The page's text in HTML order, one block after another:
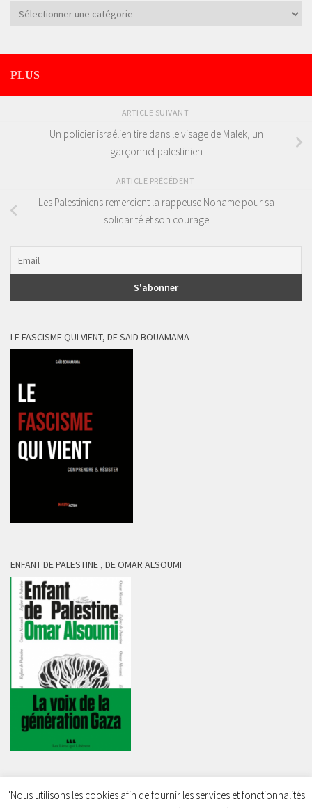
Catégories
PLUS
ARTICLE SUIVANT
Un policier israélien tire dans le visage de Malek, un
garçonnet palestinien
ARTICLE PRÉCÉDENT
Les Palestiniens remercient la rappeuse Noname pour sa
solidarité et son courage
LE FASCISME QUI VIENT, DE SAÏD BOUAMAMA
ENFANT DE PALESTINE , DE OMAR ALSOUMI
"Nous utilisons les cookies afin de fournir les services et fonctionnalités